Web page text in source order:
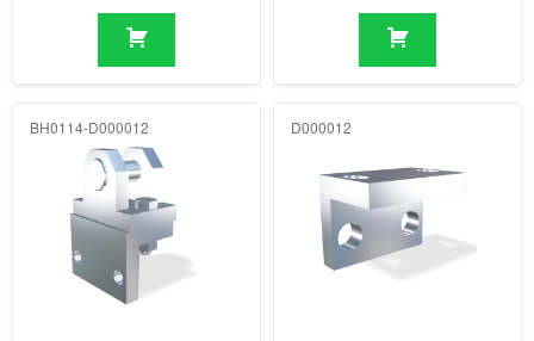
BH0114-D000012 D000012